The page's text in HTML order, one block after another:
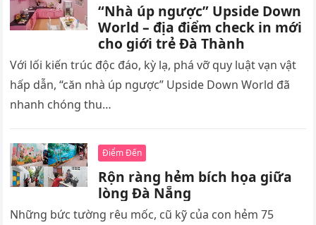
“Nhà úp ngược” Upside Down
World – địa điểm check in mới
cho giới trẻ Đà Thành
Với lối kiến trúc độc đáo, kỳ lạ, phá vỡ quy luật vạn vật
hấp dẫn, “căn nhà úp ngược” Upside Down World đã
nhanh chóng thu…
Điểm Đến
Rộn ràng hẻm bích họa giữa
lòng Đà Nẵng
Những bức tường rêu mốc, cũ kỹ của con hẻm 75